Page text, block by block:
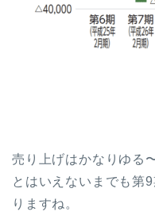
売り上げはかなりゆる
とはいえないまでも第
りますね。